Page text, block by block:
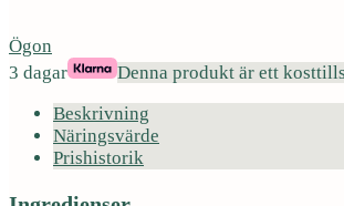
Ögon
3 dagar
Denna produkt är ett
Beskrivning
Näringsvärde
Prishistorik